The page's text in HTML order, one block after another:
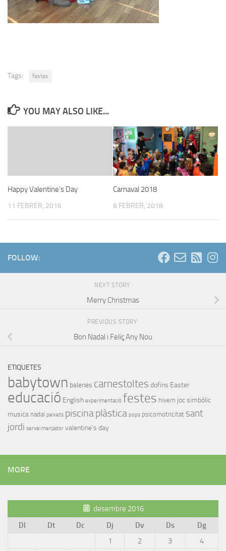
Tags: festes
YOU MAY ALSO LIKE...
Happy Valentine’s Day
11 FEBRER, 2016
Carnaval 2018
8 FEBRER, 2018
FOLLOW:
NEXT STORY
Merry Christmas
PREVIOUS STORY
Bon Nadal i Feliç Any Nou
ETIQUETES
babytown balenes carnestoltes dofins Easter
educació English experimentació festes hivern joc simbòlic
musica nadal peixets piscinaplàstica pops psicomotricitat sant
jordi servei menjador valentine's day
MORE
desembre 2016
Dl
Dt Dc Dj Dv Ds
Dg
1
2 3 4